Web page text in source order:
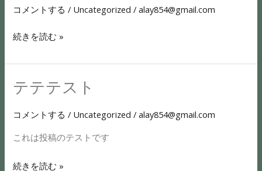
出
る
な
た
か
知
コメントする / Uncategorized /alay854@gmail.com
が
多
に
用
て
続きを読む »
テテテスト
コメントする / Uncategorized /alay854@gmail.com
これは投稿のテストです
テ
テ
続きを読む »